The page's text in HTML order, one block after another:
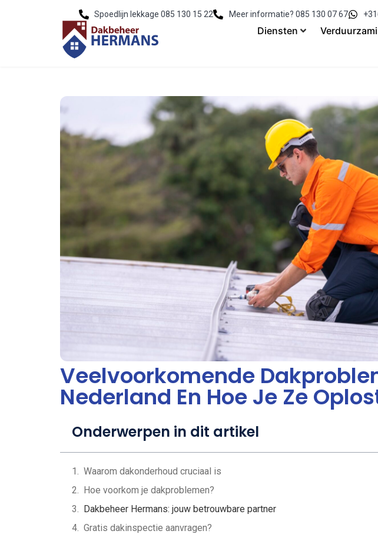
Spoedlijn lekkage 085 130 15 22 Meer informatie? 085 130 07 67
Diensten
Veelvoorkomende
Nederland En Hoe Je Ze
Onderwerpen in dit artikel
Waarom dakonderhoud cruciaal is
Hoe voorkom je dakproblemen?
Dakbeheer Hermans: jouw betrouwbare partner
Gratis dakinspectie aanvragen?